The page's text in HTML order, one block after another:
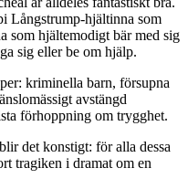
Långstrump-hjältinna som
som hjältemodigt bär med sig
sig eller be om hjälp.
kriminella barn, försupna
avstängd
förhoppning om trygghet.
det konstigt: för alla dessa
tragiken i dramat om en